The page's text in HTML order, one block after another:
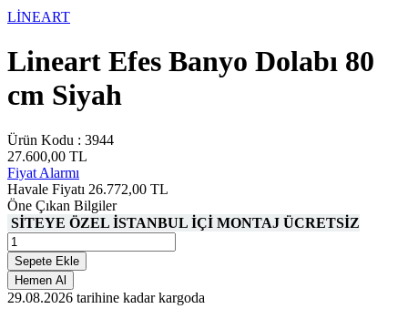
LİNEART
Lineart Efes Banyo Dolabı 80
cm Siyah
Ürün Kodu : 3944
27.600,00 TL
Fiyat Alarmı
Havale Fiyatı 26.772,00 TL
Öne Çıkan Bilgiler
SİTEYE ÖZEL İSTANBUL İÇİ MONTAJ ÜCRETSİZ
Sepete Ekle
Hemen Al
29.08.2026 tarihine kadar kargoda